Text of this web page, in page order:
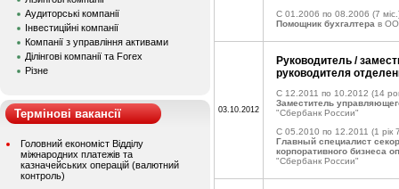
Аудиторські компанії
Інвестиційні компанії
Компанії з управління активами
Ділінгові компанії та Forex
Різне
Термінові вакансії
Головний економіст Відділу
міжнародних платежів та
казначейських операцій (валютний
контроль)
C 01.2006 по 08.2006 (7
Помощник бухгалтера в
03.10.2012
Руководитель /
руководителя
C 12.2011 по 10.2012 (14
Заместитель
"Сбербанк России"
C 05.2010 по 12.2011 (1 рік
Главный специалист
корпоративного бизнеса
"Сбербанк России"